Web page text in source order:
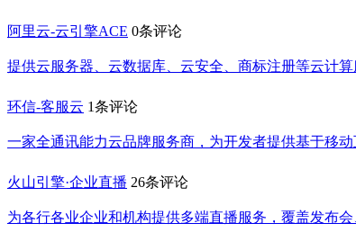
阿里云-云引擎ACE 0条评论
提供云服务器、云数据库、云安全、商标注册等云计
环信-客服云 1条评论
一家全通讯能力云品牌服务商，为开发者提供基于移动
火山引擎·企业直播 26条评论
为各行各业企业和机构提供多端直播服务，覆盖发布